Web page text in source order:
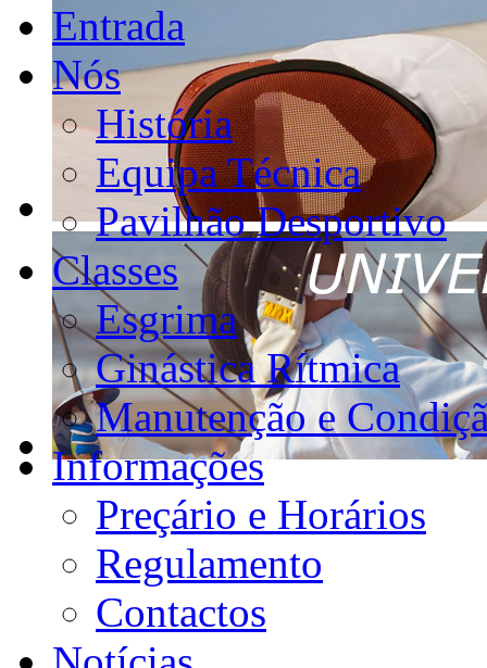
Entrada
Nós
História
Equipa Técnica
Pavilhão Desportivo
Classes
Esgrima
Ginástica Rítmica
Manutenção e
Informações
Preçário e Horários
Regulamento
Contactos